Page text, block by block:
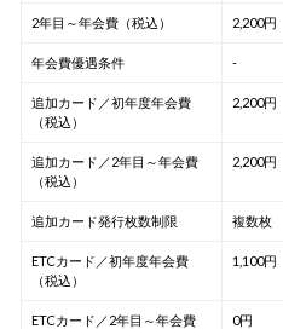
2年目～年会費（税込） 2,200円
年会費優遇条件 -
追加カード／初年度年会費
（税込）
2,200円
追加カード／2年目～年会費
（税込）
2,200円
追加カード発行枚数制限 複数枚
ETCカード／初年度年会費
（税込）
1,100円
ETCカード／2年目～年会費
0円